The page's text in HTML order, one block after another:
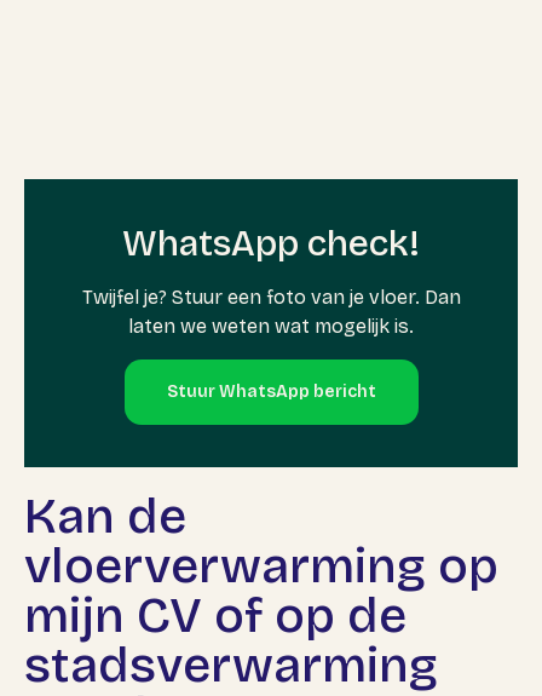
Kan de
vloerverwarming op
mijn CV of op de
stadsverwarming
WhatsApp check!
Twijfel je? Stuur een foto van je vloer. Dan
laten we weten wat mogelijk is.
Stuur WhatsApp bericht